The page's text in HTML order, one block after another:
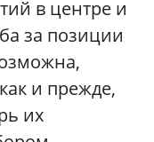
в центре и
за позиции
и прежде,
их